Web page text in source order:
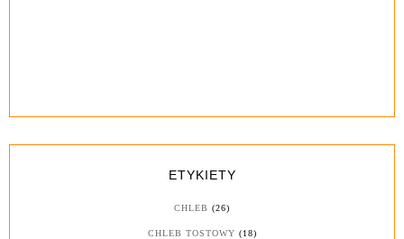
ETYKIETY
CHLEB (26)
CHLEB TOSTOWY (18)